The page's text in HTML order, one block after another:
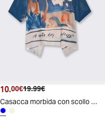
Prezzo attuale
10.00€ Prezzo originale
19.99€
Casacca morbida con scollo rotondo - Blu